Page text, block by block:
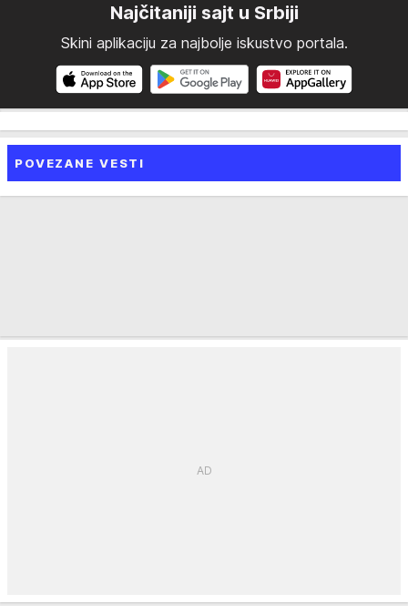
Najčitaniji sajt u Srbiji
Skini aplikaciju za najbolje iskustvo portala.
POVEZANE VESTI